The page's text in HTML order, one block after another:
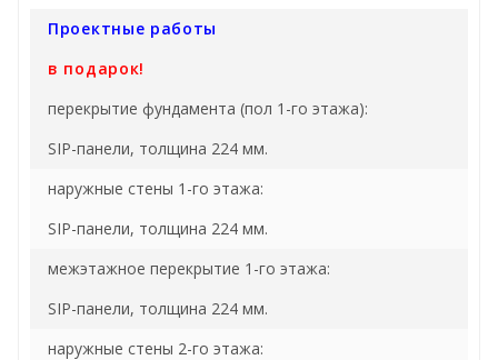
Проектные работы
в подарок!
перекрытие фундамента (пол 1-го этажа):
SIP-панели, толщина 224 мм.
наружные стены 1-го этажа:
SIP-панели, толщина 224 мм.
межэтажное перекрытие 1-го этажа:
SIP-панели, толщина 224 мм.
наружные стены 2-го этажа: